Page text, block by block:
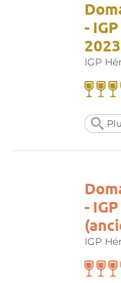
-
2023
IGP
-
IGP